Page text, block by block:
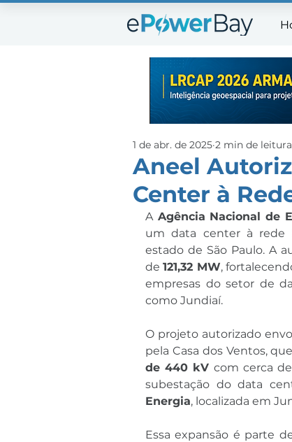
Aneel
Center à
1 de abr. de 2025 2 min de leitura
A Agência Nacional de
um data center à rede
estado de São Paulo. A
de 121,32 MW,
empresas do setor de
como Jundiaí.
O projeto autorizado
pela Casa dos Ventos,
de 440 kV com cerca
subestação do data
Energia, localizada em
Essa expansão é parte